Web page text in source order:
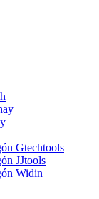
Gtechtools
JJtools
Widin